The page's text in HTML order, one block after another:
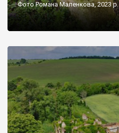
Фото Романа Маленкова, 2023 р.